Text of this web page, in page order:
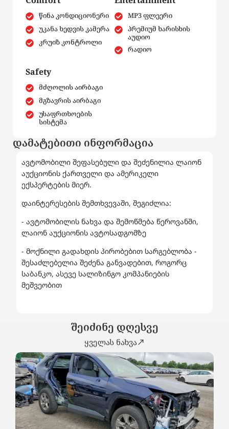
წინა კონდიციონერი
უკანა ხედვის კამერა
კრუიზ კონტროლი
MP3 ფლეერი
პრემიუმ ხარისხის
აუდიო
რადიო
Safety
მძღოლის აირბაგი
მგზავრის აირბაგი
უსაფრთხოების
სისტემა
დამატებითი ინფორმაცია
ავტომობილი შეფასებული და შეძენილია ლაიონ
აუქციონის ქართველი და ამერიკელი
ექსპერტების მიერ.
დაინტერესების შემთხვევაში, შეგიძლია:
- ავტომობილის ნახვა და შემოწმება წეროვანში,
ლაიონ აუქციონის ავტოსადგომზე
- მოქნილი გადახდის პირობებით სარგებლობა -
შესაძლებელია შეძენა განვადებით, როგორც
საბანკო, ასევე სალიზინგო კომპანიების
მეშვეობით
შეიძინე დღესვე
ყველას ნახვა